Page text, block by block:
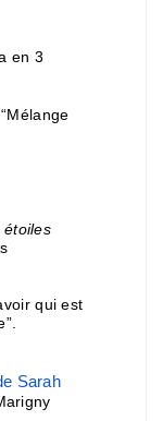
en 3
étoiles
qui est
Sarah